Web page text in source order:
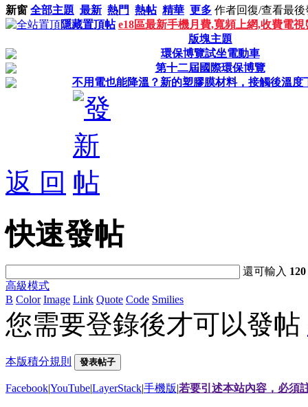
新窗 全部主題 最新 熱門 熱帖 精華 更多 作者回復/查看最後
隱藏置頂帖 e18區最新手機月費,寬頻上網,收費電
版塊主題
環保博覽試坐電動車
第十二屆國際環保博覽
不用電也能降溫？新的塑膠膜材料，接觸後溫度
返 回
快速發帖
還可輸入 120
高級模式
B Color Image Link Quote Code Smilies
您需要登錄後才可以發帖
本版積分規則 發表帖子
Facebook|YouTube|LayerStack|手機版|若要引述本站內容，必須